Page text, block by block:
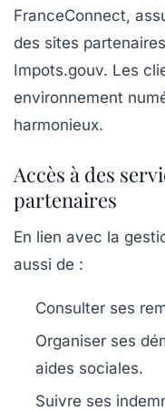
FranceConnect,
des sites
Impots.gouv. Les
environnement
harmonieux.
Accès à des
partenaires
En lien avec la
aussi de :
Consulter ses
Organiser ses
aides sociales.
Suivre ses